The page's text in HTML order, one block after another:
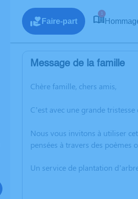
Faire-part
1
Message de la famille
Chère famille, chers amis,
C’est avec une grande
Nous vous invitons à utiliser
pensées à travers des poèmes
Un service de plantation